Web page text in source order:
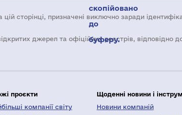
скопійовано
до
буферу.
сторінці, призначені виключно заради
джерел та офіційних реєстрів, відповідно
проєкти
компанії світу
Щоденні новини і
Новини компаній